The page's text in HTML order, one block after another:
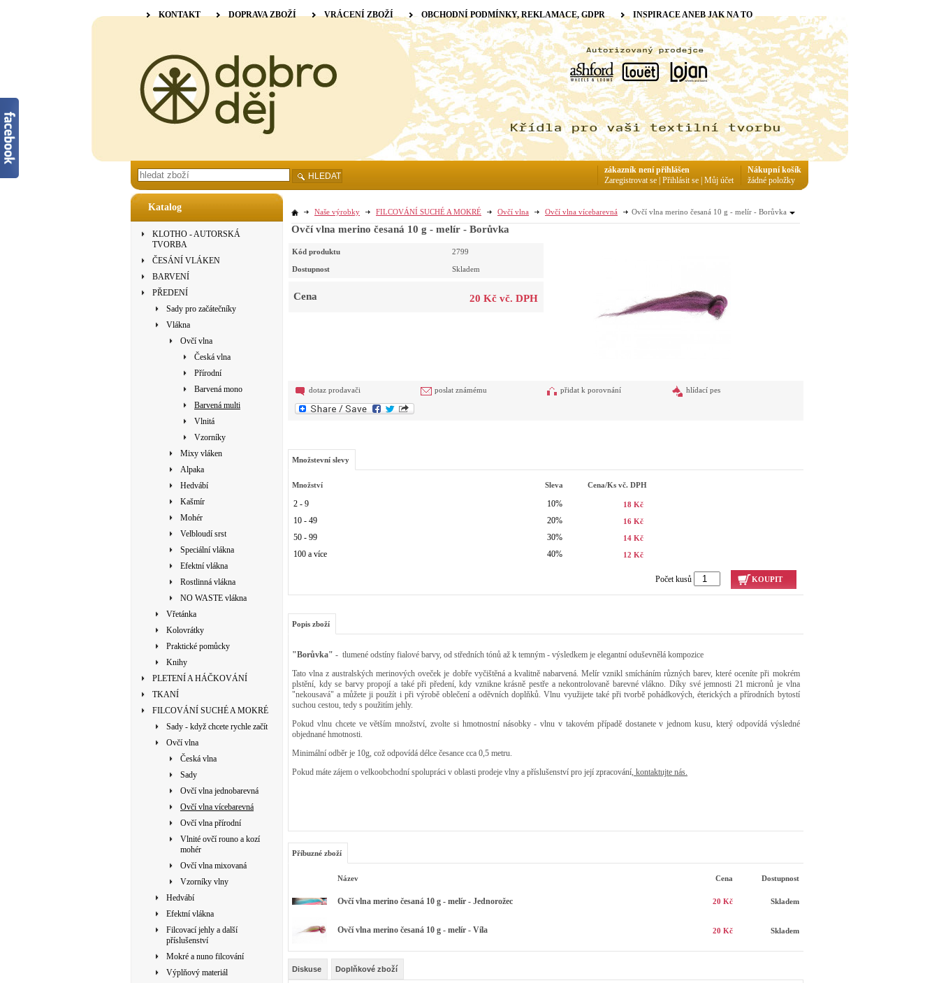
Katalog
KLOTHO - AUTORSKÁ
TVORBA
ČESÁNÍ VLÁKEN
BARVENÍ
PŘEDENÍ
Sady pro začátečníky
Vlákna
Ovčí vlna
Česká vlna
Přírodní
Barvená mono
Barvená multi
Vlnitá
Vzorníky
Mixy vláken
Alpaka
Hedvábí
Kašmír
Mohér
Velbloudí srst
Speciální vlákna
Efektní vlákna
Rostlinná vlákna
NO WASTE vlákna
Vřetánka
Kolovrátky
Praktické pomůcky
Knihy
PLETENÍ A HÁČKOVÁNÍ
TKANÍ
FILCOVÁNÍ SUCHÉ A MOKRÉ
Sady - když chcete rychle začít
Ovčí vlna
Česká vlna
Sady
Ovčí vlna jednobarevná
Ovčí vlna vícebarevná
Ovčí vlna přírodní
Vlnité ovčí rouno a kozí
mohér
Ovčí vlna mixovaná
Vzorníky vlny
Hedvábí
Efektní vlákna
Filcovací jehly a další
příslušenství
Mokré a nuno filcování
Výplňový materiál
Naše výrobky FILCOVÁNÍ SUCHÉ A MOKRÉ Ovčí vlna Ovčí vlna vícebarevná Ovčí vlna merino česaná 10 g - melír - Borůvka
Ovčí vlna merino česaná 10 g - melír - Borůvka
Kód produktu 2799
Dostupnost Skladem
Cena 20 Kč vč. DPH
dotaz prodavači poslat známému přidat k porovnání hlídací pes
Množstevní slevy
Množství Sleva Cena/ks vč. DPH
2 - 9 10% 18 Kč
10 - 49 20% 16 Kč
50 - 99 30% 14 Kč
100 a více 40% 12 Kč
Počet kusů KOUPIT
Popis zboží
"Borůvka" - tlumené odstíny fialové barvy, od středních tónů až k temným - výsledkem je elegantní oduševnělá kompozice
Tato vlna z australských merinových oveček je dobře vyčištěná a kvalitně nabarvená. Melír vznikl smícháním různých barev, které oceníte při mokrém
plstění, kdy se barvy propojí a také při předení, kdy vznikne krásně pestře a nekontrolovaně barevné vlákno. Díky své jemnosti 21 micronů je vlna
"nekousavá" a můžete ji použít i při výrobě oblečení a oděvních doplňků. Vlnu využijete také při tvorbě pohádkových, éterických a přírodních bytostí
suchou cestou, tedy s použitím jehly.
Pokud vlnu chcete ve větším množství, zvolte si hmotnostní násobky - vlnu v takovém případě dostanete v jednom kusu, který odpovídá výsledné
objednané hmotnosti.
Minimální odběr je 10g, což odpovídá délce česance cca 0,5 metru.
Pokud máte zájem o velkoobchodní spolupráci v oblasti prodeje vlny a příslušenství pro její zpracování, kontaktujte nás.
Příbuzné zboží
Název Cena Dostupnost
Ovčí vlna merino česaná 10 g - melír - Jednorožec 20 Kč Skladem
Ovčí vlna merino česaná 10 g - melír - Víla 20 Kč Skladem
Diskuse Doplňkové zboží
KONTAKT DOPRAVA ZBOŽÍ VRÁCENÍ ZBOŽÍ OBCHODNÍ PODMÍNKY, REKLAMACE, GDPR INSPIRACE ANEB JAK NA TO
HLEDAT
Nákupní košík
žádné položky
zákazník není přihlášen
Zaregistrovat se Přihlásit se Můj účet